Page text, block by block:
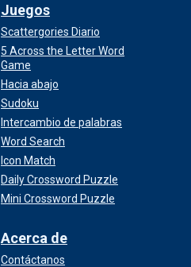
Juegos
Scattergories Diario
5 Across the Letter Word
Game
Hacia abajo
Sudoku
Intercambio de palabras
Word Search
Icon Match
Daily Crossword Puzzle
Mini Crossword Puzzle
Acerca de
Contáctanos